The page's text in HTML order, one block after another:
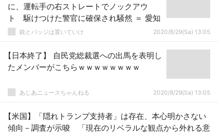
に、運転手の右ストレートでノックアウ
ト 駆けつけた警官に確保され騒然 ＝ 愛知
銃とバッジは置いていけ 2020/8/29(Sa) 13:05
【日本終了】 自民党総裁選への出馬を表明し
たメンバーがこちらｗｗｗｗｗｗｗｗ
あじあニュースちゃんねる 2020/8/29(Sa) 13:05
【米国】「隠れトランプ支持者」は存在、本心明かさない
傾向－調査が示唆 「現在のリベラルな観点から外れる意